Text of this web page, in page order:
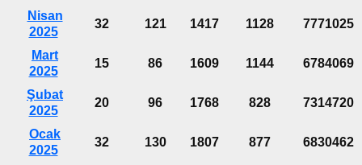
Nisan
2025
32 121 1417 1128 7771025
Mart
2025
15 86 1609 1144 6784069
Şubat
2025
20 96 1768 828 7314720
Ocak
2025
32 130 1807 877 6830462